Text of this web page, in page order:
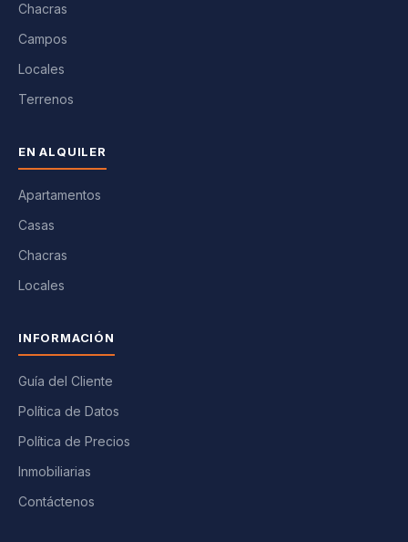
Chacras
Campos
Locales
Terrenos
EN ALQUILER
Apartamentos
Casas
Chacras
Locales
INFORMACIÓN
Guía del Cliente
Política de Datos
Política de Precios
Inmobiliarias
Contáctenos